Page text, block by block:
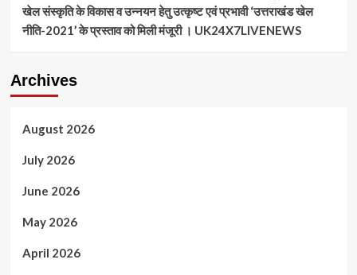
खेल संस्कृति के विकास व उन्नयन हेतु उत्कृष्ट एवं प्रभावी ‘उत्तराखंड खेल
नीति-2021’ के प्रस्ताव को मिली मंजूरी । UK24X7LIVENEWS
Archives
August 2026
July 2026
June 2026
May 2026
April 2026